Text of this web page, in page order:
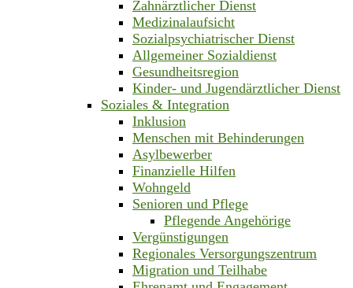
Zahnärztlicher Dienst
Medizinalaufsicht
Sozialpsychiatrischer Dienst
Allgemeiner Sozialdienst
Gesundheitsregion
Kinder- und Jugendärztlicher Dienst
Soziales & Integration
Inklusion
Menschen mit Behinderungen
Asylbewerber
Finanzielle Hilfen
Wohngeld
Senioren und Pflege
Pflegende Angehörige
Vergünstigungen
Regionales Versorgungszentrum
Migration und Teilhabe